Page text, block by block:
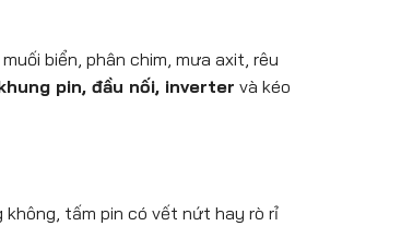
biển, phân chim, mưa axit, rêu
pin, đầu nối, inverter và kéo
không, tấm pin có vết nứt hay rò rỉ